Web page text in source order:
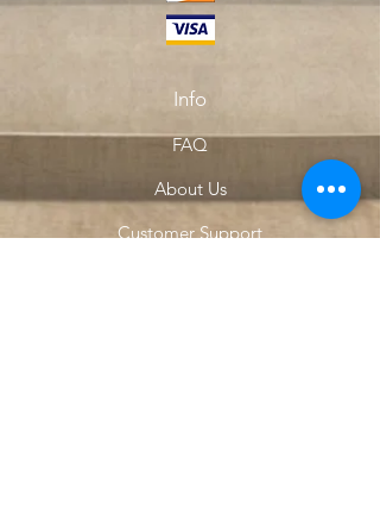
Info
FAQ
About Us
Customer Support